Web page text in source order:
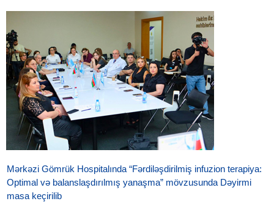
Mərkəzi Gömrük Hospitalında “Fərdiləşdirilmiş infuzion terapiya:
Optimal və balanslaşdırılmış yanaşma” mövzusunda Dəyirmi
masa keçirilib